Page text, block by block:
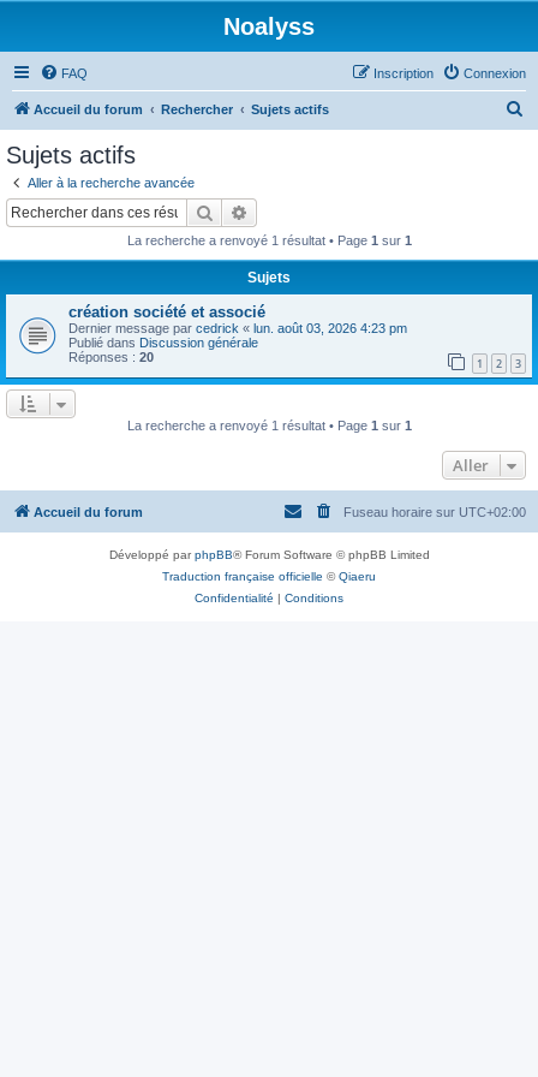
Noalyss
FAQ Connexion
Inscription
Accueil du forum Rechercher Sujets actifs
Sujets actifs
Aller à la recherche avancée
Rechercher
La recherche a renvoyé 1 résultat • Page 1 sur 1
Sujets
création société et associé
Dernier message par cedrick « lun. août 03, 2026 4:23 pm
Publié dans Discussion générale
Réponses : 20 1 2 3
La recherche a renvoyé 1 résultat • Page 1 sur 1
Aller
Accueil du forum Fuseau horaire sur UTC+02:00
Développé parphpBB® Forum Software © phpBB Limited
Traduction française officielle ©Qiaeru
Confidentialité | Conditions